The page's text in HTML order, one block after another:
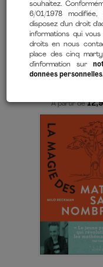
LES
POLÉMIQUES
SECONDE
MONDIALE
À partir de
souhaitez.
6/01/1978
disposez d'un droit
informations qui
droits en nous
place des cinq
d'information sur
données personnelles.